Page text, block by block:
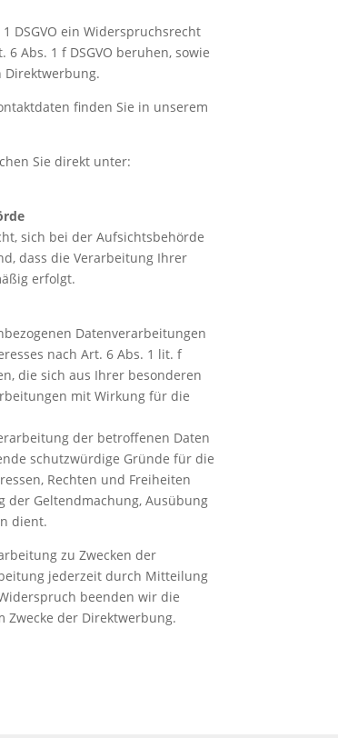
DSGVO ein Widerspruchsrecht
Abs. 1 f DSGVO beruhen, sowie
Direktwerbung.
finden Sie in unserem
Sie direkt unter:
sich bei der Aufsichtsbehörde
dass die Verarbeitung Ihrer
erfolgt.
Datenverarbeitungen
nach Art. 6 Abs. 1 lit. f
die sich aus Ihrer besonderen
mit Wirkung für die
der betroffenen Daten
schutzwürdige Gründe für die
Rechten und Freiheiten
der Geltendmachung, Ausübung
dient.
zu Zwecken der
jederzeit durch Mitteilung
beenden wir die
der Direktwerbung.